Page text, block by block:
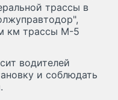
трассы в
км трассы М-5
водителей
и соблюдать